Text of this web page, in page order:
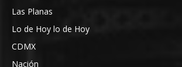
Las Planas
Lo de Hoy lo de Hoy
CDMX
Nación